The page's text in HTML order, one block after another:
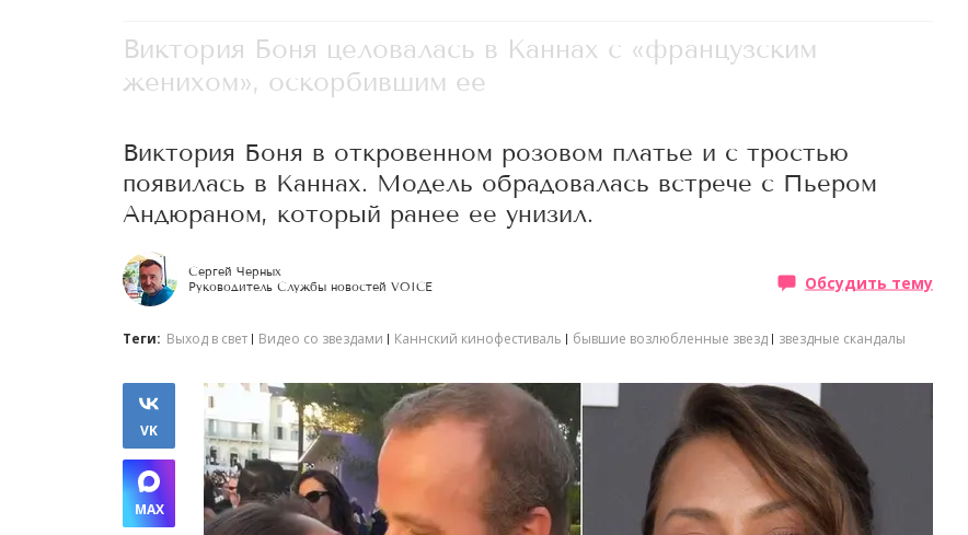
Виктория Боня целовалась в Каннах с «французским
женихом», оскорбившим ее
Виктория Боня в откровенном розовом платье и с тростью
появилась в Каннах. Модель обрадовалась встрече с Пьером
Андюраном, который ранее ее унизил.
Сергей Черных
Руководитель Службы новостей VOICE
Обсудить тему
Теги: Выход в свет Видео со звездами Каннский кинофестиваль бывшие возлюбленные звезд звездные скандалы
VK
MAX